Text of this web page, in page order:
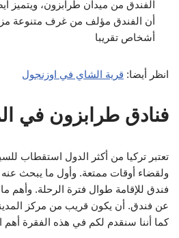
الفندق من ميدان طرابزون، ويتميز
أشخاص تقريبا
انظر أيضا: قرية الشاي في اوزنجول
فنادق طرابزون في
تعتبر تركيا من أكثر الدول استقطاب
ولقضاء أوقات ممتعة. وأول ما يبحث
فندق للإقامة طوال فترة الرحلة. وأهم
عن فندق. أن يكون قريب من مركز
كما أننا سنقدم لكم في هذه الفقرة أهم